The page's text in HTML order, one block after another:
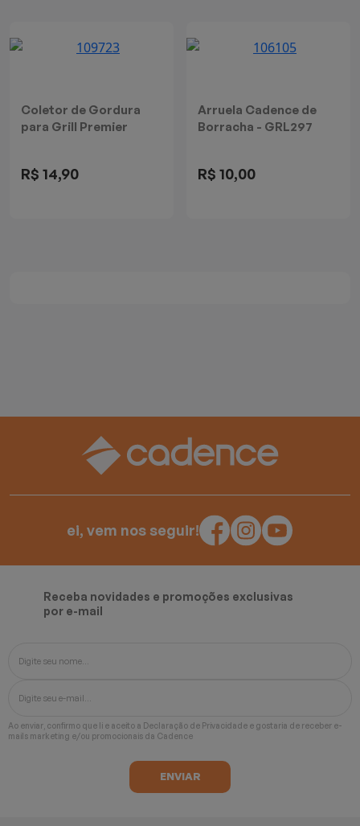
Coletor de Gordura
para Grill Premier
R$ 14,90
Arruela Cadence de
Borracha - GRL297
R$ 10,00
ei, vem nos seguir!
Receba novidades e promoções exclusivas
por e-mail
Ao enviar, confirmo que li e aceito a Declaração de Privacidade e gostaria de receber e-
mails marketing e/ou promocionais da Cadence
Cooktops